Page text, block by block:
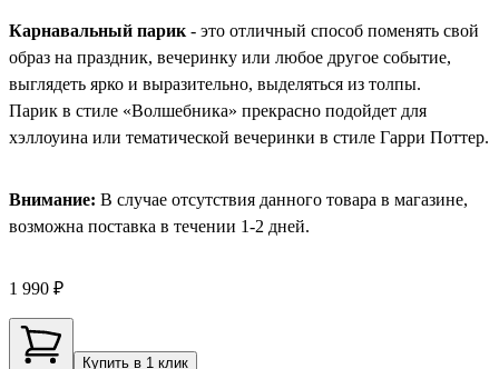
Карнавальный парик - это отличный способ поменять свой
образ на праздник, вечеринку или любое другое событие,
выглядеть ярко и выразительно, выделяться из толпы.
Парик в стиле «Волшебника» прекрасно подойдет для
хэллоуина или тематической вечеринки в стиле Гарри Поттер.
Внимание: В случае отсутствия данного товара в магазине,
возможна поставка в течении 1-2 дней.
1 990 ₽
Купить в 1 клик